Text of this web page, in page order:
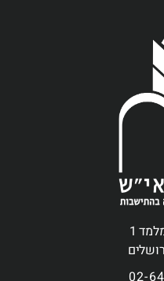
1
02-